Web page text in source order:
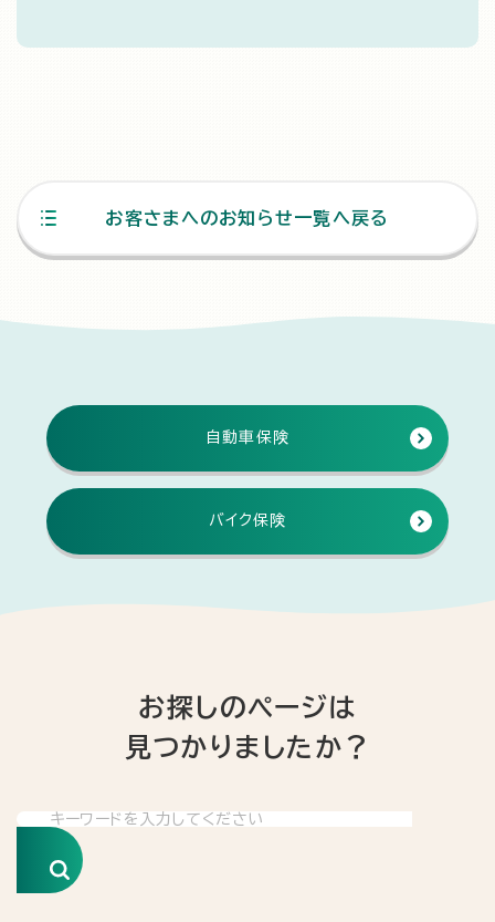
お客さまへのお知らせ一覧へ戻る
自動車保険
バイク保険
お探しのページは
見つかりましたか？
検索